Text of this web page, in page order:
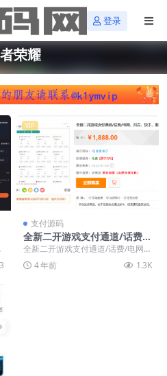
登录
荣耀
VIP
支付源码
全新二开游戏支付通道/话费/
电网、抖音、快手、紫水晶带
云端源码_互站价值1888
全新二开游戏支付通道/话费/电网、
抖音、快手、紫水晶带云端源码_互
站价值1888...
4 年前 1.3K